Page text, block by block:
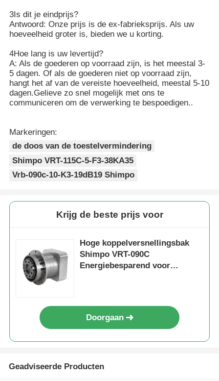
3Is dit je eindprijs?
Antwoord: Onze prijs is de ex-fabrieksprijs. Als uw
hoeveelheid groter is, bieden we u korting.
4Hoe lang is uw levertijd?
A: Als de goederen op voorraad zijn, is het meestal 3-
5 dagen. Of als de goederen niet op voorraad zijn,
hangt het af van de vereiste hoeveelheid, meestal 5-10
dagen.Gelieve zo snel mogelijk met ons te
communiceren om de verwerking te bespoedigen..
Markeringen:
de doos van de toestelvermindering
Shimpo VRT-115C-5-F3-38KA35
Vrb-090c-10-K3-19dB19 Shimpo
Krijg de beste prijs voor
Hoge koppelversnellingsbak
Shimpo VRT-090C
Energiebesparend voor
Doorgaan
Geadviseerde Producten